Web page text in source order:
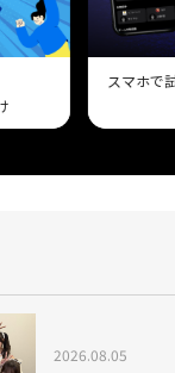
スマホで
2026.08.05